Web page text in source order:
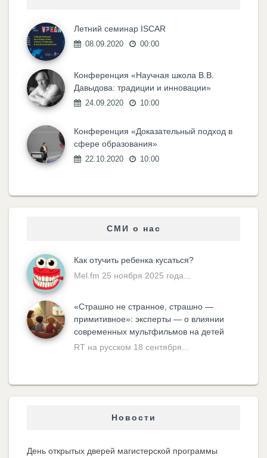
Летний семинар ISCAR
08.09.2020 00:00
Конференция «Научная школа В.В.
Давыдова: традиции и инновации»
24.09.2020 10:00
Конференция «Доказательный подход в
сфере образования»
22.10.2020 10:00
СМИ о нас
Как отучить ребенка кусаться?
Mel.fm 25 ноября 2025 года...
«Cтрашно не странное, страшно —
примитивное»: эксперты — о влиянии
современных мультфильмов на детей
RT на русском 18 сентября...
Новости
День открытых дверей магистерской программы